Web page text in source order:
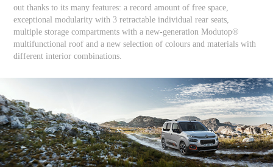
out thanks to its many features: a record amount of free space,
exceptional modularity with 3 retractable individual rear seats,
multiple storage compartments with a new-generation Modutop®
multifunctional roof and a new selection of colours and materials with
different interior combinations.